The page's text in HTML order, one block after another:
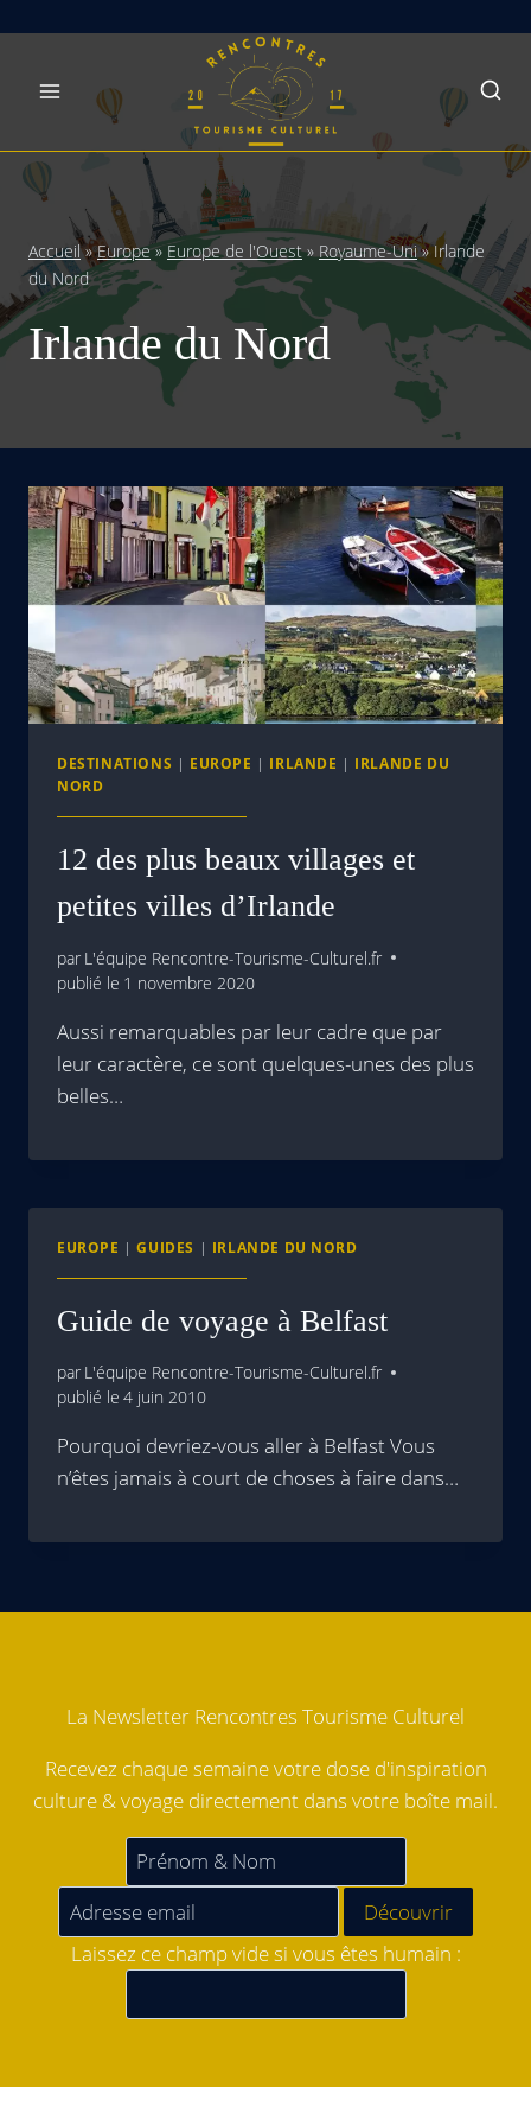
Accueil»Europe» Europe de l'Ouest» Royaume-Uni»Irlande
du Nord
Irlande du Nord
DESTINATIONS | EUROPE | IRLANDE | IRLANDE DU
NORD
12 des plus beaux villages et
petites villes d’Irlande
par L'équipe Rencontre-Tourisme-Culturel.fr
publié le 1 novembre 2020
Aussi remarquables par leur cadre que par
leur caractère, ce sont quelques-unes des plus
belles…
EUROPE |GUIDES | IRLANDE DU NORD
Guide de voyage à Belfast
par L'équipe Rencontre-Tourisme-Culturel.fr
publié le 4 juin 2010
Pourquoi devriez-vous aller à Belfast Vous
n’êtes jamais à court de choses à faire dans…
La Newsletter Rencontres Tourisme Culturel
Recevez chaque semaine votre dose d'inspiration
culture & voyage directement dans votre boîte mail.
Laissez ce champ vide si vous êtes humain :